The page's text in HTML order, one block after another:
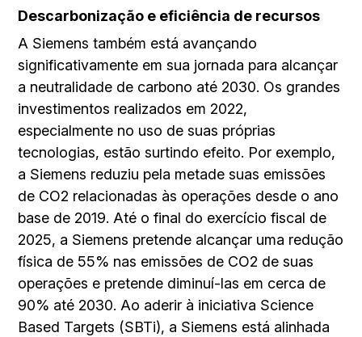
Descarbonização e eficiência de recursos
A Siemens também está avançando
significativamente em sua jornada para alcançar
a neutralidade de carbono até 2030. Os grandes
investimentos realizados em 2022,
especialmente no uso de suas próprias
tecnologias, estão surtindo efeito. Por exemplo,
a Siemens reduziu pela metade suas emissões
de CO2 relacionadas às operações desde o ano
base de 2019. Até o final do exercício fiscal de
2025, a Siemens pretende alcançar uma redução
física de 55% nas emissões de CO2 de suas
operações e pretende diminuí-las em cerca de
90% até 2030. Ao aderir à iniciativa Science
Based Targets (SBTi), a Siemens está alinhada